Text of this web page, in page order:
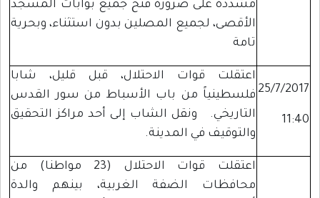
مشددة على ضرورة فتح جميع بوابات المسجد
الأقصى، لجميع المصلين بدون استثناء، وبحرية
تامة
25/7/2017
11:40
اعتقلت قوات الاحتلال، قبل قليل، شابا
فلسطينياً من باب الأسباط من سور القدس
التاريخي. ونقل الشاب إلى أحد مراكز التحقيق
والتوقيف في المدينة.
اعتقلت قوات الاحتلال (23 مواطنا) من
محافظات الضفة الغربية، بينهم والدة